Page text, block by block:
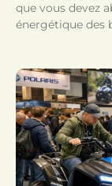
que vous devez
énergétique des